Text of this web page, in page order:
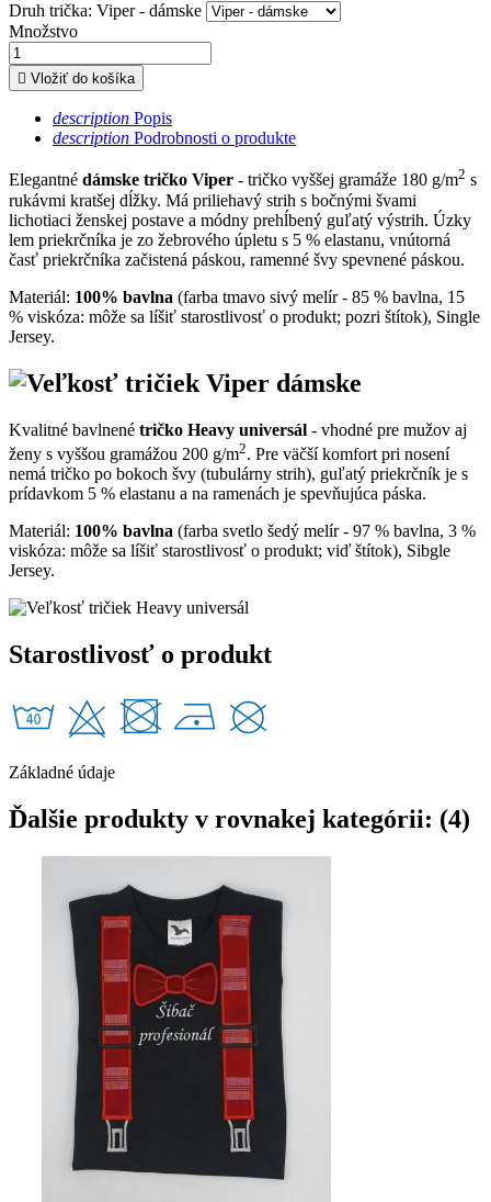
Druh trička: Viper - dámske
Množstvo
 Vložiť do košíka
description Popis
description Podrobnosti o produkte
Elegantné dámske tričko Viper - tričko vyššej gramáže 180 g/m2 s
rukávmi kratšej dĺžky. Má priliehavý strih s bočnými švami
lichotiaci ženskej postave a módny prehĺbený guľatý výstrih. Úzky
lem priekrčníka je zo žebrového úpletu s 5 % elastanu, vnútorná
časť priekrčníka začistená páskou, ramenné švy spevnené páskou.
Materiál: 100% bavlna (farba tmavo sivý melír - 85 % bavlna, 15
% viskóza: môže sa líšiť starostlivosť o produkt; pozri štítok), Single
Jersey.
Kvalitné bavlnené tričko Heavy universál - vhodné pre mužov aj
ženy s vyššou gramážou 200 g/m2. Pre väčší komfort pri nosení
nemá tričko po bokoch švy (tubulárny strih), guľatý priekrčník je s
prídavkom 5 % elastanu a na ramenách je spevňujúca páska.
Materiál: 100% bavlna (farba svetlo šedý melír - 97 % bavlna, 3 %
viskóza: môže sa líšiť starostlivosť o produkt; viď štítok), Sibgle
Jersey.
Starostlivosť o produkt
Základné údaje
Ďalšie produkty v rovnakej kategórii: (4)